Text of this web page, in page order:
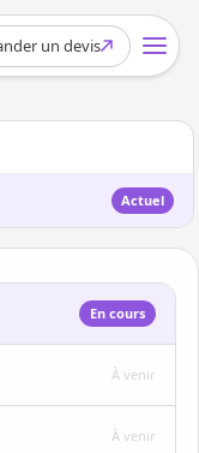
un devis
gratuit
Actuel
En cours
À venir
À venir